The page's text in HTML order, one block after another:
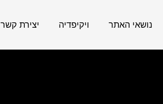
נושאי האתר ויקיפדיה יצירת קשר